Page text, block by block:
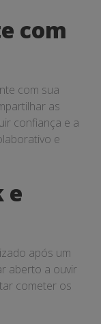
com
com sua
as
confiança e a
e
e
após um
aberto a ouvir
cometer os